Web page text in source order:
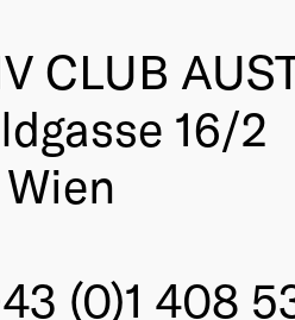
CLUB
16/2
(0)1 408